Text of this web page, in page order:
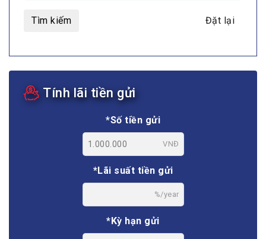
Tìm kiếm Đặt lại
Tính lãi tiền gửi
*Số tiền gửi
VNĐ
*Lãi suất tiền gửi
%/year
*Kỳ hạn gửi